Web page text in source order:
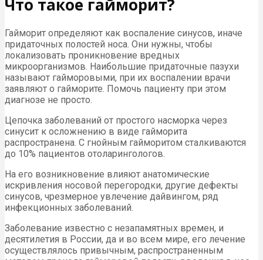
Что такое гайморит?
Гайморит определяют как воспаление синусов, иначе
придаточных полостей носа. Они нужны, чтобы
локализовать проникновение вредных
микроорганизмов. Наибольшие придаточные пазухи
называют гайморовыми, при их воспалении врачи
заявляют о гайморите. Помочь пациенту при этом
диагнозе не просто.
Цепочка заболеваний от простого насморка через
синусит к осложнению в виде гайморита
распространена. С гнойным гайморитом сталкиваются
до 10% пациентов отоларингологов.
На его возникновение влияют анатомические
искривления носовой перегородки, другие дефекты
синусов, чрезмерное увлечение дайвингом, ряд
инфекционных заболеваний.
Заболевание известно с незапамятных времен, и
десятилетия в России, да и во всем мире, его лечение
осуществлялось привычным, распространенным